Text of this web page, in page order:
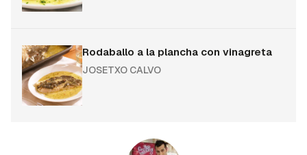
Rodaballo a la plancha con vinagreta
JOSETXO CALVO